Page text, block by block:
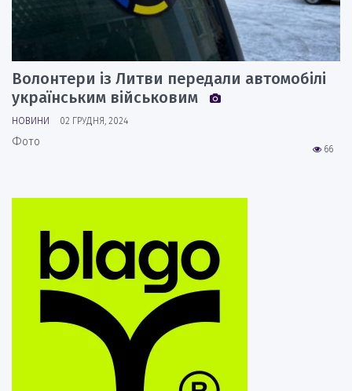
Волонтери із Литви передали автомобілі
українським військовим
НОВИНИ 02 ГРУДНЯ, 2024
66
Фото